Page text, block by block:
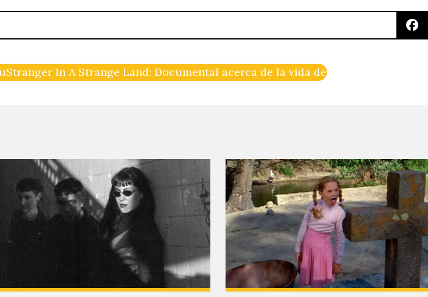
video
Stranger In A Strange Land: Documental acerca de la vida de Nick Cave en los